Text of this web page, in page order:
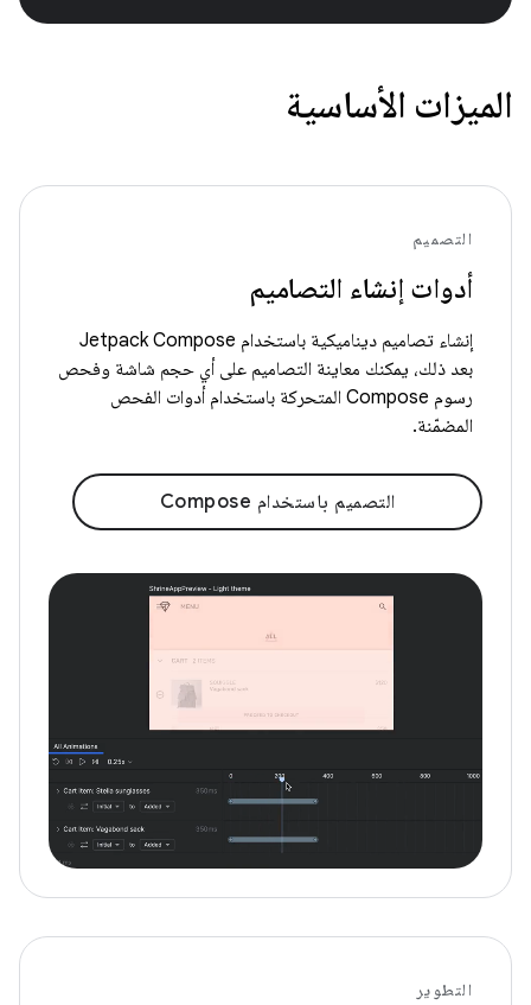
الميزات الأساسية
التصميم
أدوات إنشاء التصاميم
إنشاء تصاميم ديناميكية باستخدام Jetpack Compose
بعد ذلك، يمكنك معاينة التصاميم على أي حجم شاشة وفحص
رسوم Compose المتحركة باستخدام أدوات الفحص
المضمّنة.
التصميم باستخدام Compose
التطوير